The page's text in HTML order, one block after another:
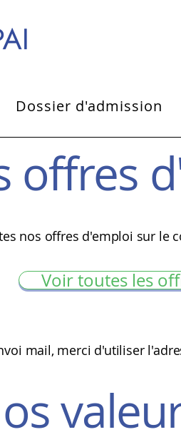
Dossier d'admission
offres
nos offres d'emploi sur le
Voir toutes les
mail, merci d'utiliser